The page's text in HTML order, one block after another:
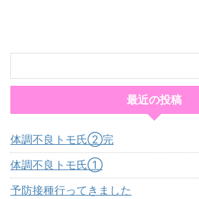
最近の投稿
体調不良トモ氏②完
体調不良トモ氏①
予防接種行ってきました